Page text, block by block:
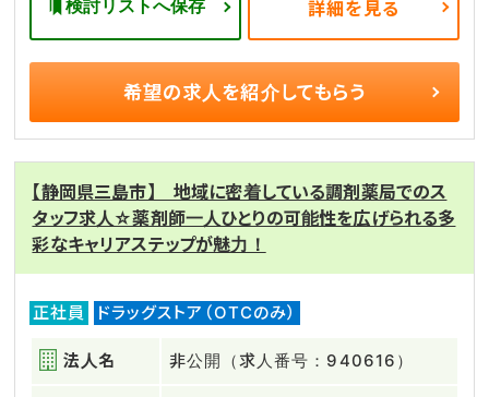
検討リストへ保存 詳細を見る
希望の求人を紹介してもらう
【静岡県三島市】 地域に密着している調剤薬局でのス
タッフ求人☆薬剤師一人ひとりの可能性を広げられる多
彩なキャリアステップが魅力！
正社員 ドラッグストア（OTCのみ）
法人名 非公開（求人番号：940616）